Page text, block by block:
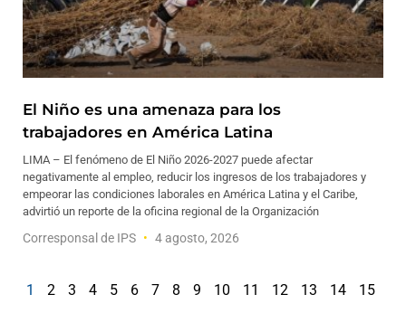
El Niño es una amenaza para los
trabajadores en América Latina
LIMA – El fenómeno de El Niño 2026-2027 puede afectar
negativamente al empleo, reducir los ingresos de los trabajadores y
empeorar las condiciones laborales en América Latina y el Caribe,
advirtió un reporte de la oficina regional de la Organización
Corresponsal de IPS 4 agosto, 2026
1 2 3 4 5 6 7 8 9 10 11 12 13 14 15